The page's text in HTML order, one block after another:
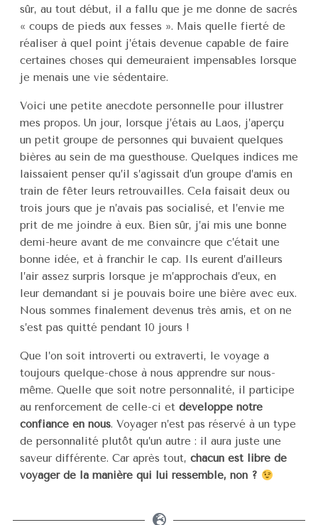
sûr, au tout début, il a fallu que je me donne de sacrés
« coups de pieds aux fesses ». Mais quelle fierté de
réaliser à quel point j’étais devenue capable de faire
certaines choses qui demeuraient impensables lorsque
je menais une vie sédentaire.
Voici une petite anecdote personnelle pour illustrer
mes propos. Un jour, lorsque j’étais au Laos, j’aperçu
un petit groupe de personnes qui buvaient quelques
bières au sein de ma guesthouse. Quelques indices me
laissaient penser qu’il s’agissait d’un groupe d’amis en
train de fêter leurs retrouvailles. Cela faisait deux ou
trois jours que je n’avais pas socialisé, et l’envie me
prit de me joindre à eux. Bien sûr, j’ai mis une bonne
demi-heure avant de me convaincre que c’était une
bonne idée, et à franchir le cap. Ils eurent d’ailleurs
l’air assez surpris lorsque je m’approchais d’eux, en
leur demandant si je pouvais boire une bière avec eux.
Nous sommes finalement devenus très amis, et on ne
s’est pas quitté pendant 10 jours !
Que l’on soit introverti ou extraverti, le voyage a
toujours quelque-chose à nous apprendre sur nous-
même. Quelle que soit notre personnalité, il participe
au renforcement de celle-ci et développe notre
confiance en nous. Voyager n’est pas réservé à un type
de personnalité plutôt qu’un autre : il aura juste une
saveur différente. Car après tout, chacun est libre de
voyager de la manière qui lui ressemble, non ?